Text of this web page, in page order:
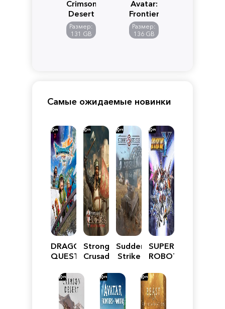
Crimson
Desert
Размер:
131 GB
Avatar:
Frontiers
of
Pandora
Размер:
136 GB
Самые ожидаемые новинки
DRAGON
QUEST
Reimagined
Stronghold
Crusader:
Edition
Sudden
Strike
SUPER
ROBOT
Y